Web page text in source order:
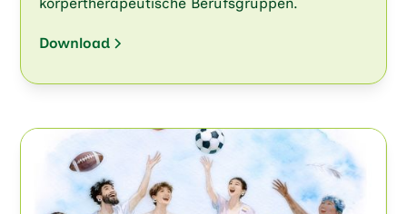
Download